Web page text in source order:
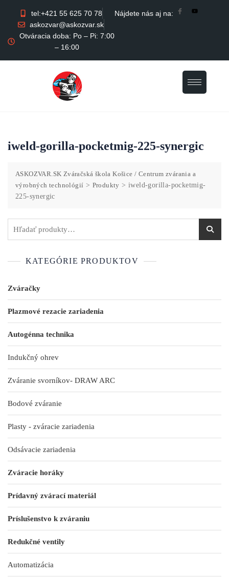
tel:+421 55 625 70 78
askozvar@askozvar.sk
Otváracia doba: Po – Pi: 7:00
– 16:00
Nájdete nás aj na:
iweld-gorilla-pocketmig-225-synergic
ASKOZVAR.SK Zváračská škola Košice / Centrum zvárania a
výrobných technológií > Produkty >iweld-gorilla-pocketmig-
225-synergic
KATEGÓRIE PRODUKTOV
Zváračky
Plazmové rezacie zariadenia
Autogénna technika
Indukčný ohrev
Zváranie svorníkov- DRAW ARC
Bodové zváranie
Plasty - zváracie zariadenia
Odsávacie zariadenia
Zváracie horáky
Prídavný zvárací materiál
Príslušenstvo k zváraniu
Redukčné ventily
Automatizácia